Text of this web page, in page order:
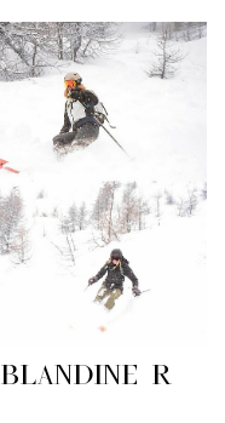
BLANDINE R